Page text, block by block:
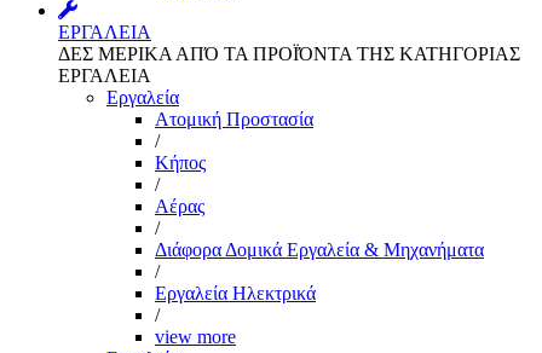
ΕΡΓΑΛΕΙΑ
ΔΕΣ ΜΕΡΙΚΑ ΑΠΌ ΤΑ ΠΡΟΪΌΝΤΑ ΤΗΣ ΚΑΤΗΓΟΡΙΑΣ
ΕΡΓΑΛΕΙΑ
Εργαλεία
Aτομική Προστασία
/
Kήπος
/
Αέρας
/
Διάφορα Δομικά Εργαλεία & Μηχανήματα
/
Εργαλεία Ηλεκτρικά
/
view more